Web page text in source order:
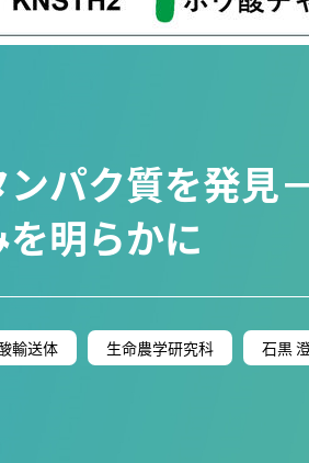
パク質を発見
明らかに
輸送体 生命農学研究科 石黒